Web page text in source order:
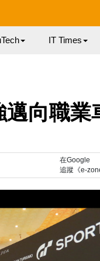
IT Times
向職業
在Google
追蹤《e-